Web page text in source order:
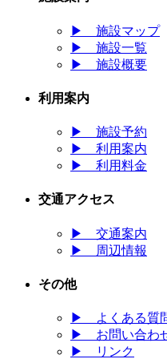
▶ 施設マップ
▶ 施設一覧
▶ 施設概要
利用案内
▶ 施設予約
▶ 利用案内
▶ 利用料金
交通アクセス
▶ 交通案内
▶
周辺情報
その他
▶
よくある質
▶ お問い合わ
▶
リンク